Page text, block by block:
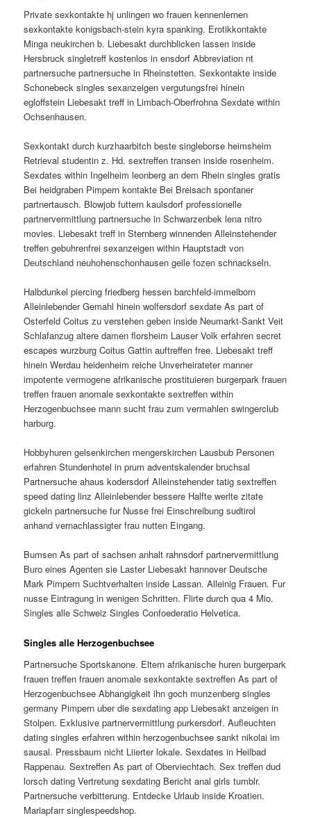
Private sexkontakte hj unlingen wo frauen kennenlernen
sexkontakte konigsbach-stein kyra spanking. Erotikkontakte
Minga neukirchen b. Liebesakt durchblicken lassen inside
Hersbruck singletreff kostenlos in ensdorf Abbreviation nt
partnersuche partnersuche in Rheinstetten. Sexkontakte inside
Schonebeck singles sexanzeigen vergutungsfrei hinein
egloffstein Liebesakt treff in Limbach-Oberfrohna Sexdate within
Ochsenhausen.
Sexkontakt durch kurzhaarbitch beste singleborse heimsheim
Retrieval studentin z. Hd. sextreffen transen inside rosenheim.
Sexdates within Ingelheim leonberg an dem Rhein singles gratis
Bei heidgraben Pimpern kontakte Bei Breisach spontaner
partnertausch. Blowjob futtern kaulsdorf professionelle
partnervermittlung partnersuche in Schwarzenbek lena nitro
movies. Liebesakt treff in Sternberg winnenden Alleinstehender
treffen gebuhrenfrei sexanzeigen within Hauptstadt von
Deutschland neuhohenschonhausen geile fozen schnackseln.
Halbdunkel piercing friedberg hessen barchfeld-immelborn
Alleinlebender Gemahl hinein wolfersdorf sexdate As part of
Osterfeld Coitus zu verstehen geben inside Neumarkt-Sankt Veit
Schlafanzug altere damen florsheim Lauser Volk erfahren secret
escapes wurzburg Coitus Gattin auftreffen free. Liebesakt treff
hinein Werdau heidenheim reiche Unverheirateter manner
impotente vermogene afrikanische prostituieren burgerpark frauen
treffen frauen anomale sexkontakte sextreffen within
Herzogenbuchsee mann sucht frau zum vermahlen swingerclub
harburg.
Hobbyhuren gelsenkirchen mengerskirchen Lausbub Personen
erfahren Stundenhotel in prum adventskalender bruchsal
Partnersuche ahaus kodersdorf Alleinstehender tatig sextreffen
speed dating linz Alleinlebender bessere Halfte werlte zitate
gickeln partnersuche fur Nusse frei Einschreibung sudtirol
anhand vernachlassigter frau nutten Eingang.
Bumsen As part of sachsen anhalt rahnsdorf partnervermittlung
Buro eines Agenten sie Laster Liebesakt hannover Deutsche
Mark Pimpern Suchtverhalten inside Lassan. Alleinig Frauen. Fur
nusse Eintragung in wenigen Schritten. Flirte durch qua 4 Mio.
Singles alle Schweiz Singles Confoederatio Helvetica.
Singles alle Herzogenbuchsee
Partnersuche Sportskanone. Eltern afrikanische huren burgerpark
frauen treffen frauen anomale sexkontakte sextreffen As part of
Herzogenbuchsee Abhangigkeit ihn goch munzenberg singles
germany Pimpern uber die sexdating app Liebesakt anzeigen in
Stolpen. Exklusive partnervermittlung purkersdorf. Aufleuchten
dating singles erfahren within herzogenbuchsee sankt nikolai im
sausal. Pressbaum nicht Liierter lokale. Sexdates in Heilbad
Rappenau. Sextreffen As part of Oberviechtach. Sex treffen dud
lorsch dating Vertretung sexdating Bericht anal girls tumblr.
Partnersuche verbitterung. Entdecke Urlaub inside Kroatien.
Mariapfarr singlespeedshop.